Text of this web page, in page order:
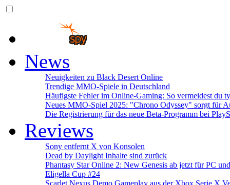
News
Neuigkeiten zu Black Desert Online
Trendige MMO-Spiele in Deutschland
Häufigste Fehler im Online-Gaming: So vermeidest du
Neues MMO-Spiel 2025: "Chrono Odyssey" sorgt für
Die Registrierung für das neue Beta-Programm bei
Reviews
Sony entfernt X von Konsolen
Dead by Daylight Inhalte sind zurück
Phantasy Star Online 2: New Genesis ab jetzt für PC
Eligella Cup #24
Scarlet Nexus Demo Gameplay aus der Xbox Serie X